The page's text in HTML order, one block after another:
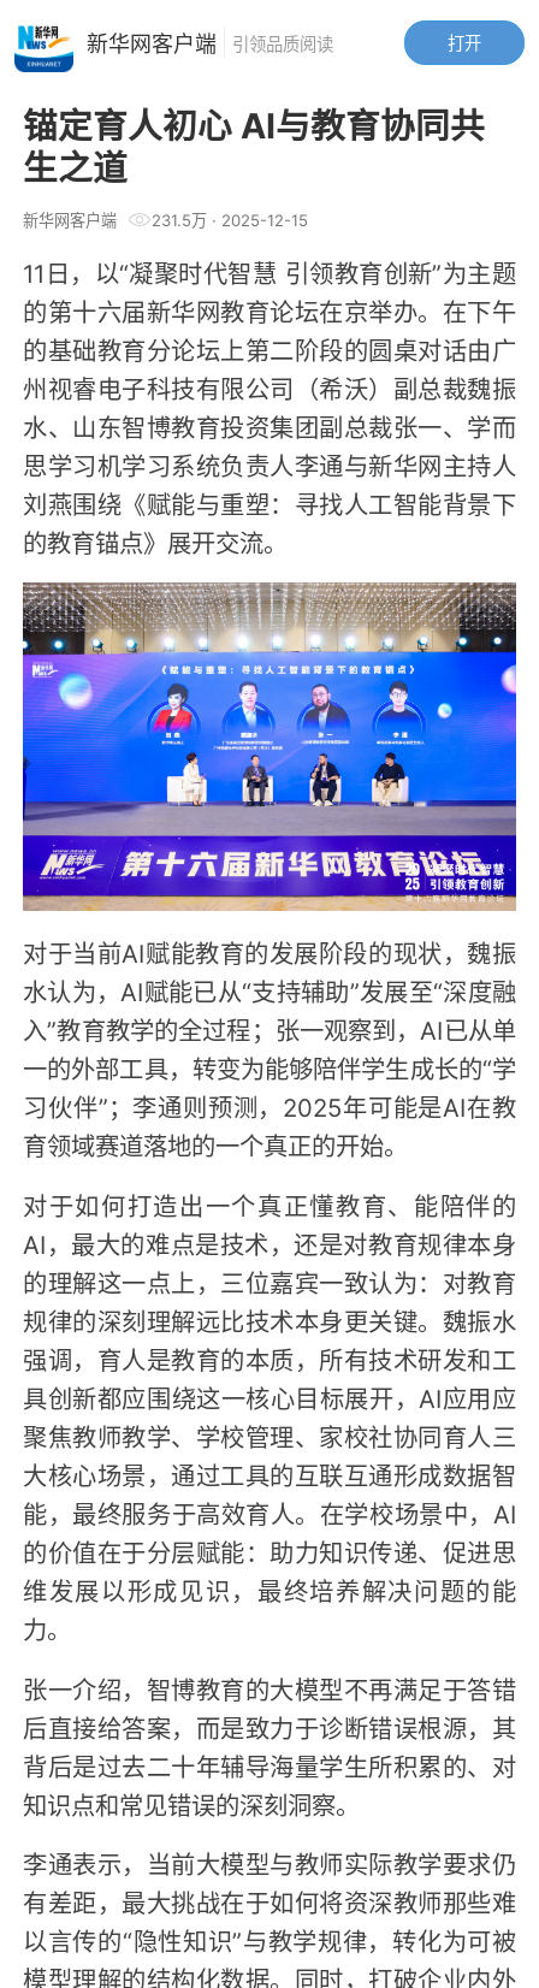
锚定育人初心 AI与教育协同共
生之道
新华网客户端 231.5万· 2025-12-15
11日，以“凝聚时代智慧 引领教育创新”为主题
的第十六届新华网教育论坛在京举办。在下午
的基础教育分论坛上第二阶段的圆桌对话由广
州视睿电子科技有限公司（希沃）副总裁魏振
水、山东智博教育投资集团副总裁张一、学而
思学习机学习系统负责人李通与新华网主持人
刘燕围绕《赋能与重塑：寻找人工智能背景下
的教育锚点》展开交流。
对于当前AI赋能教育的发展阶段的现状，魏振
水认为，AI赋能已从“支持辅助”发展至“深度融
入”教育教学的全过程；张一观察到，AI已从单
一的外部工具，转变为能够陪伴学生成长的“学
习伙伴”；李通则预测，2025年可能是AI在教
育领域赛道落地的一个真正的开始。
对于如何打造出一个真正懂教育、能陪伴的
AI，最大的难点是技术，还是对教育规律本身
的理解这一点上，三位嘉宾一致认为：对教育
规律的深刻理解远比技术本身更关键。魏振水
强调，育人是教育的本质，所有技术研发和工
具创新都应围绕这一核心目标展开，AI应用应
聚焦教师教学、学校管理、家校社协同育人三
大核心场景，通过工具的互联互通形成数据智
能，最终服务于高效育人。在学校场景中，AI
的价值在于分层赋能：助力知识传递、促进思
维发展以形成见识，最终培养解决问题的能
力。
张一介绍，智博教育的大模型不再满足于答错
后直接给答案，而是致力于诊断错误根源，其
背后是过去二十年辅导海量学生所积累的、对
知识点和常见错误的深刻洞察。
李通表示，当前大模型与教师实际教学要求仍
有差距，最大挑战在于如何将资深教师那些难
以言传的“隐性知识”与教学规律，转化为可被
模型理解的结构化数据。同时，打破企业内外
打开
新华网客户端 引领品质阅读